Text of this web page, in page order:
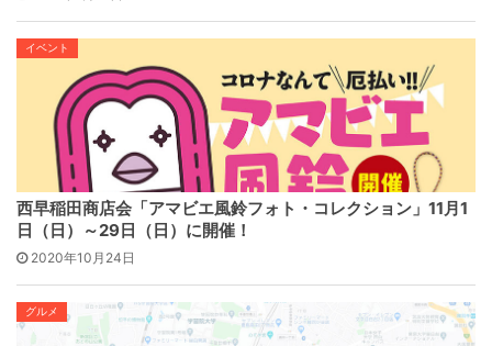
イベント
西早稲田商店会「アマビエ風鈴フォト・コレクション」11月1
日（日）～29日（日）に開催！
2020年10月24日
グルメ